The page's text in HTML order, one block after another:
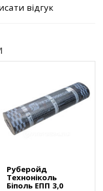
відгук
Руберойд
Техноніколь
Біполь ЕПП 3,0